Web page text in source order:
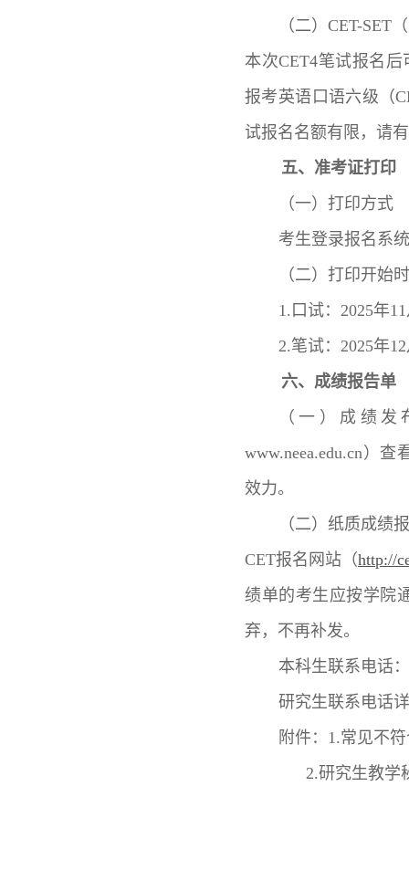
（二）CET-
本次CET4笔试报名
报考英语口语六级（
试报名名额有限，请
五、准考证打印
（一）打印方式
考生登录报名系
（二）打印开始
1.口试：2025年
2.笔试：2025年
六、成绩报告单
（一）成绩
www.neea.edu.cn）
效力。
（二）纸质成绩
CET报名网站（http://
绩单的考生应按学院
弃，不再补发。
本科生联系电话
研究生联系电话
附件：1.常见不
2.研究生教学